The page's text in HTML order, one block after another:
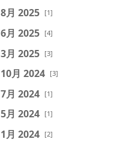
8月 2025 [1]
6月 2025 [4]
3月 2025 [3]
10月 2024 [3]
7月 2024 [1]
5月 2024 [1]
1月 2024 [2]